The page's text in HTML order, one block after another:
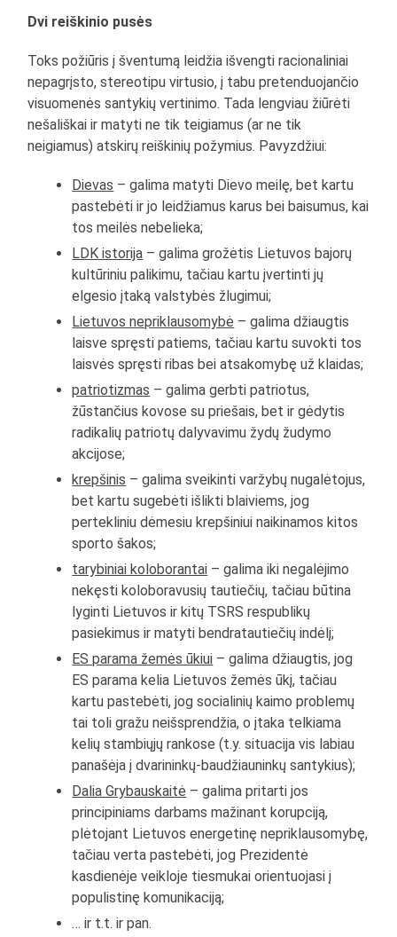
Dvi reiškinio pusės
Toks požiūris į šventumą leidžia išvengti racionaliniai
nepagrįsto, stereotipu virtusio, į tabu pretenduojančio
visuomenės santykių vertinimo. Tada lengviau žiūrėti
nešališkai ir matyti ne tik teigiamus (ar ne tik
neigiamus) atskirų reiškinių požymius. Pavyzdžiui:
Dievas – galima matyti Dievo meilę, bet kartu
pastebėti ir jo leidžiamus karus bei baisumus, kai
tos meilės nebelieka;
LDK istorija – galima grožėtis Lietuvos bajorų
kultūriniu palikimu, tačiau kartu įvertinti jų
elgesio įtaką valstybės žlugimui;
Lietuvos nepriklausomybė – galima džiaugtis
laisve spręsti patiems, tačiau kartu suvokti tos
laisvės spręsti ribas bei atsakomybę už klaidas;
patriotizmas – galima gerbti patriotus,
žūstančius kovose su priešais, bet ir gėdytis
radikalių patriotų dalyvavimu žydų žudymo
akcijose;
krepšinis – galima sveikinti varžybų nugalėtojus,
bet kartu sugebėti išlikti blaiviems, jog
pertekliniu dėmesiu krepšiniui naikinamos kitos
sporto šakos;
tarybiniai koloborantai – galima iki negalėjimo
nekęsti koloboravusių tautiečių, tačiau būtina
lyginti Lietuvos ir kitų TSRS respublikų
pasiekimus ir matyti bendratautiečių indėlį;
ES parama žemės ūkiui – galima džiaugtis, jog
ES parama kelia Lietuvos žemės ūkį, tačiau
kartu pastebėti, jog socialinių kaimo problemų
tai toli gražu neišsprendžia, o įtaka telkiama
kelių stambiųjų rankose (t.y. situacija vis labiau
panašėja į dvarininkų-baudžiauninkų santykius);
Dalia Grybauskaitė – galima pritarti jos
principiniams darbams mažinant korupciją,
plėtojant Lietuvos energetinę nepriklausomybę,
tačiau verta pastebėti, jog Prezidentė
kasdienėje veikloje tiesmukai orientuojasi į
populistinę komunikaciją;
… ir t.t. ir pan.